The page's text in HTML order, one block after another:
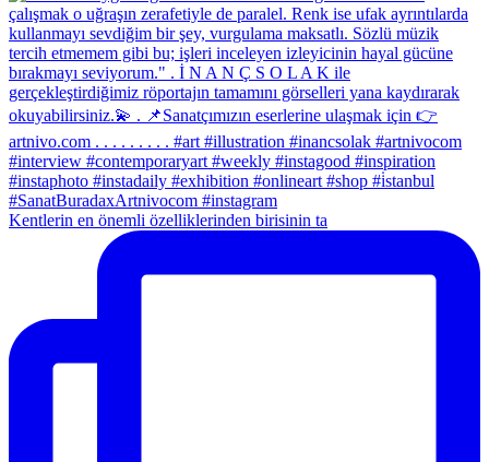
Kentlerin en önemli özelliklerinden birisinin ta